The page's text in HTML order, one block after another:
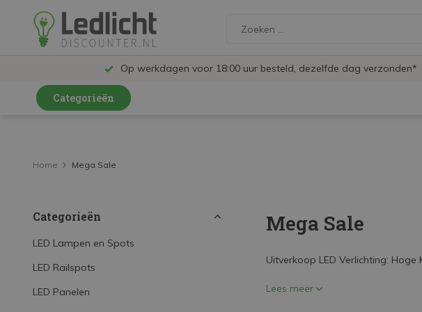
Op werkdagen voor 18:00 uur besteld, dezelfde dag verzonden*
Categorieën
LED Railspots
LED TL
LED Plafondlampen en Wandlampen
LED Schijnwerpers
LED High Bay lampen
Home Mega Sale
Categorieën
LED Lampen en Spots
LED Railspots
LED Panelen
Mega Sale
Uitverkoop LED Verlichting:
Lees meer